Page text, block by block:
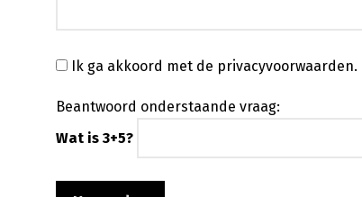
Ik ga akkoord met de privacyvoorwaarden.
Beantwoord onderstaande vraag:
Wat is 3+5?